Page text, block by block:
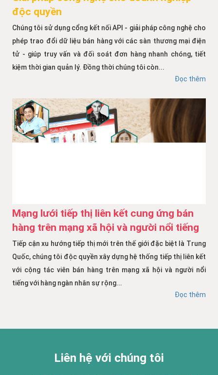
độc quyền
Chúng tôi sử dụng cổng kết nối API - giải pháp công nghệ cho
phép trao đổi dữ liệu bán hàng với các sàn thương mại điện
tử - giúp truy vấn và đối soát đơn hàng nhanh chóng, tiết
kiệm thời gian quản lý. Đồng thời chúng tôi còn...
Đọc thêm
Mạng lưới tiếp thị liên kết cung ứng bán
hàng trên mạng xã hội và người nổi tiếng
Tiếp cận xu hướng tiếp thị mới trên thế giới đặc biệt là Trung
Quốc, chúng tôi độc quyền xây dựng hệ thống tiếp thị liên kết
với cộng tác viên bán hàng trên mạng xã hội và người nổi
tiếng với hàng ngàn nhân sự rộng...
Đọc thêm
Liên hệ với chúng tôi